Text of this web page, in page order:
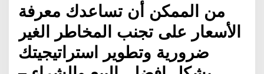
من الممكن أن تساعدك معرفة
الأسعار على تجنب المخاطر الغير
ضرورية وتطوير استراتيجيتك